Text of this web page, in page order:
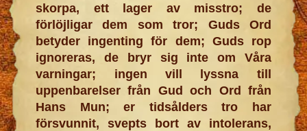
skorpa, ett lager av misstro; de
förlöjligar dem som tror; Guds Ord
betyder ingenting för dem; Guds rop
ignoreras, de bryr sig inte om Våra
varningar; ingen vill lyssna till
uppenbarelser från Gud och Ord från
Hans Mun; er tidsålders tro har
försvunnit, svepts bort av intolerans,